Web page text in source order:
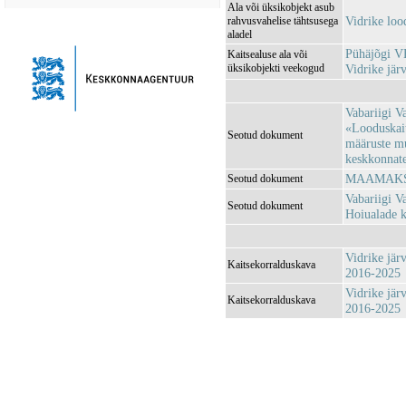
Ala või üksikobjekt asub
rahvusvahelise tähtsusega
aladel
Vidrike
Kaitsealuse ala või
üksikobjekti veekogud
Pühäjõgi
Vidrike
Seotud dokument
Vabariigi
määruste
Seotud dokument
Seotud dokument
Vabariigi
Hoiualade
Kaitsekorralduskava
Vidrike
2016-2025
Kaitsekorralduskava
Vidrike
2016-2025